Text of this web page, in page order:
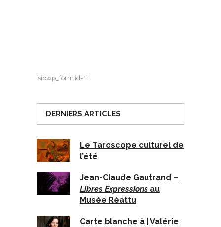
[sibwp_form id=1]
DERNIERS ARTICLES
Le Taroscope culturel de
l’été
Jean-Claude Gautrand –
Libres Expressions au
Musée Réattu
Carte blanche à | Valérie